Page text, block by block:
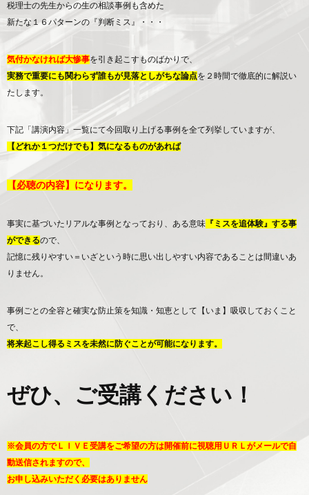
税理士の先生からの生の相談事例も含めた
新たな１６パターンの『判断ミス』・・・
気付かなければ大惨事を引き起こすものばかりで、
実務で重要にも関わらず誰もが見落としがちな論点を２時間で徹底的に解説い
たします。
下記「講演内容」一覧にて今回取り上げる事例を全て列挙していますが、
【どれか１つだけでも】気になるものがあれば
【必聴の内容】になります。
事実に基づいたリアルな事例となっており、ある意味 『ミスを追体験』する事
ができるので、
記憶に残りやすい＝いざという時に思い出しやすい内容であることは間違いあ
りません。
事例ごとの全容と確実な防止策を知識・知恵として【いま】吸収しておくこと
で、
将来起こし得るミスを未然に防ぐことが可能になります。
ぜひ、ご受講ください！
※会員の方でＬＩＶＥ受講をご希望の方は開催前に視聴用ＵＲＬがメールで自
動送信されますので、
お申し込みいただく必要はありません